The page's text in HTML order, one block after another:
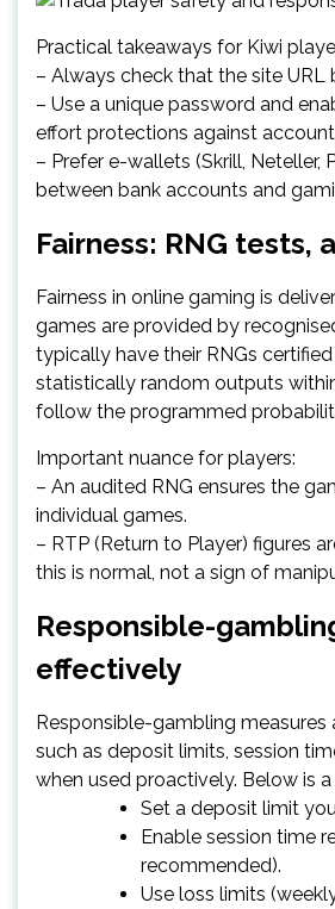
Practical takeaways for Kiwi
– Always check that the site
– Use a unique password and
effort protections against
– Prefer e-wallets (Skrill,
between bank accounts and
Fairness: RNG tests,
Fairness in online gaming is
games are provided by
typically have their RNGs
statistically random outputs
follow the programmed
Important nuance for players:
– An audited RNG ensures the
individual games.
– RTP (Return to Player) figures
this is normal, not a sign of
Responsible-
effectively
Responsible-gambling measures
such as deposit limits, session
when used proactively. Below is
Set a deposit limit
Enable session time
recommended).
Use loss limits